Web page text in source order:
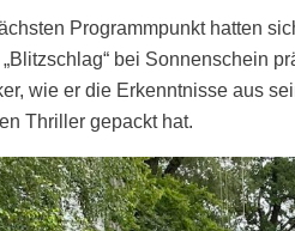
Programmpunkt hatten
bei Sonnenschein
wie er die Erkenntnisse aus
Thriller gepackt hat.